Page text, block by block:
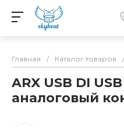
Главная / Каталог товаров /
ARX USB DI
аналоговый